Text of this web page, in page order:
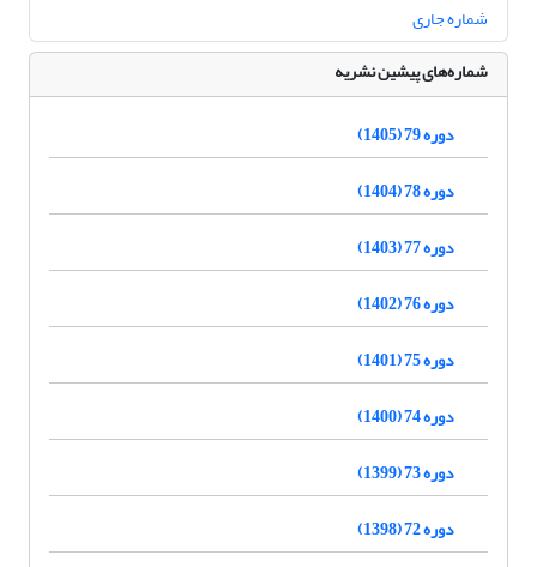
شماره جاری
شماره‌های پیشین نشریه
دوره 79 (1405)
دوره 78 (1404)
دوره 77 (1403)
دوره 76 (1402)
دوره 75 (1401)
دوره 74 (1400)
دوره 73 (1399)
دوره 72 (1398)